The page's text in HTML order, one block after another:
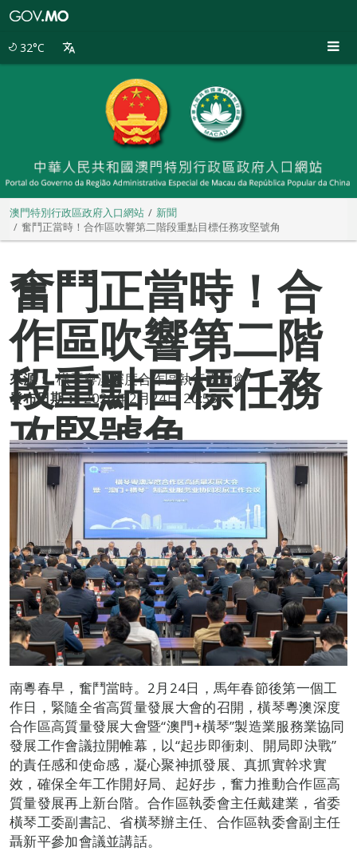
32°C
澳門特別行政區政府入口網站
新聞
奮鬥正當時！合作區吹響第二階段重點目標任務攻堅號角
奮鬥正當時！合
作區吹響第二階
段重點目標任務
攻堅號角
來源： 橫琴粵澳深度合作區執行委員會
發布日期： 2026年2月24日 20:55
南粵春早，奮鬥當時。2月24日，馬年春節後第一個工
作日，緊隨全省高質量發展大會的召開，橫琴粵澳深度
合作區高質量發展大會暨“澳門+橫琴”製造業服務業協同
發展工作會議拉開帷幕，以“起步即衝刺、開局即決戰”
的責任感和使命感，凝心聚神抓發展、真抓實幹求實
效，確保全年工作開好局、起好步，奮力推動合作區高
質量發展再上新台階。合作區執委會主任戴建業，省委
橫琴工委副書記、省橫琴辦主任、合作區執委會副主任
聶新平參加會議並講話。